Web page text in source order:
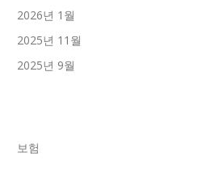
2026년 1월
2025년 11월
2025년 9월
보험